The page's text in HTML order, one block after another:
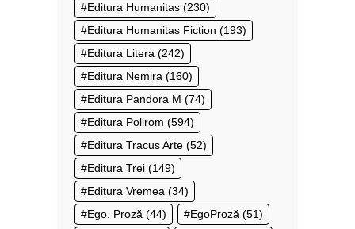
Editura Humanitas (230)
Editura Humanitas Fiction (193)
Editura Litera (242)
Editura Nemira (160)
Editura Pandora M (74)
Editura Polirom (594)
Editura Tracus Arte (52)
Editura Trei (149)
Editura Vremea (34)
Ego. Proză (44) EgoProză (51)